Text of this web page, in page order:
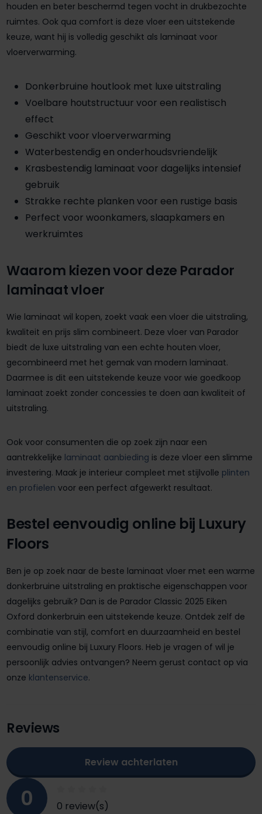
houden en beter beschermd tegen vocht in drukbezochte
ruimtes. Ook qua comfort is deze vloer een uitstekende
keuze, want hij is volledig geschikt als laminaat voor
vloerverwarming.
Donkerbruine houtlook met luxe uitstraling
Voelbare houtstructuur voor een realistisch
effect
Geschikt voor vloerverwarming
Waterbestendig en onderhoudsvriendelijk
Krasbestendig laminaat voor dagelijks intensief
gebruik
Strakke rechte planken voor een rustige basis
Perfect voor woonkamers, slaapkamers en
werkruimtes
Waarom kiezen voor deze Parador
laminaat vloer
Wie laminaat wil kopen, zoekt vaak een vloer die uitstraling,
kwaliteit en prijs slim combineert. Deze vloer van Parador
biedt de luxe uitstraling van een echte houten vloer,
gecombineerd met het gemak van modern laminaat.
Daarmee is dit een uitstekende keuze voor wie goedkoop
laminaat zoekt zonder concessies te doen aan kwaliteit of
uitstraling.
Ook voor consumenten die op zoek zijn naar een
aantrekkelijke laminaat aanbieding is deze vloer een slimme
investering. Maak je interieur compleet met stijlvolle plinten
en profielen voor een perfect afgewerkt resultaat.
Bestel eenvoudig online bij Luxury
Floors
Ben je op zoek naar de beste laminaat vloer met een warme
donkerbruine uitstraling en praktische eigenschappen voor
dagelijks gebruik? Dan is de Parador Classic 2025 Eiken
Oxford donkerbruin een uitstekende keuze. Ontdek zelf de
combinatie van stijl, comfort en duurzaamheid en bestel
eenvoudig online bij Luxury Floors. Heb je vragen of wil je
persoonlijk advies ontvangen? Neem gerust contact op via
onze klantenservice.
Reviews
0 0 review(s)
Review achterlaten